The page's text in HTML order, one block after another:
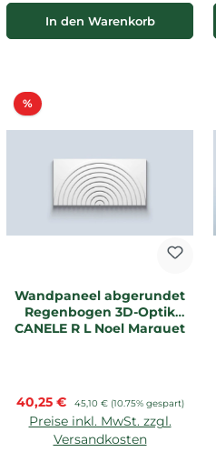
In den Warenkorb
%Rabatt
Wandpaneel abgerundet
Regenbogen 3D-Optik
CANELE R L Noel Marquet
Verkaufspreis:
40,25 € Regulärer Preis:
45,10 € (10.75% gespart)
Preise inkl. MwSt. zzgl.
Versandkosten